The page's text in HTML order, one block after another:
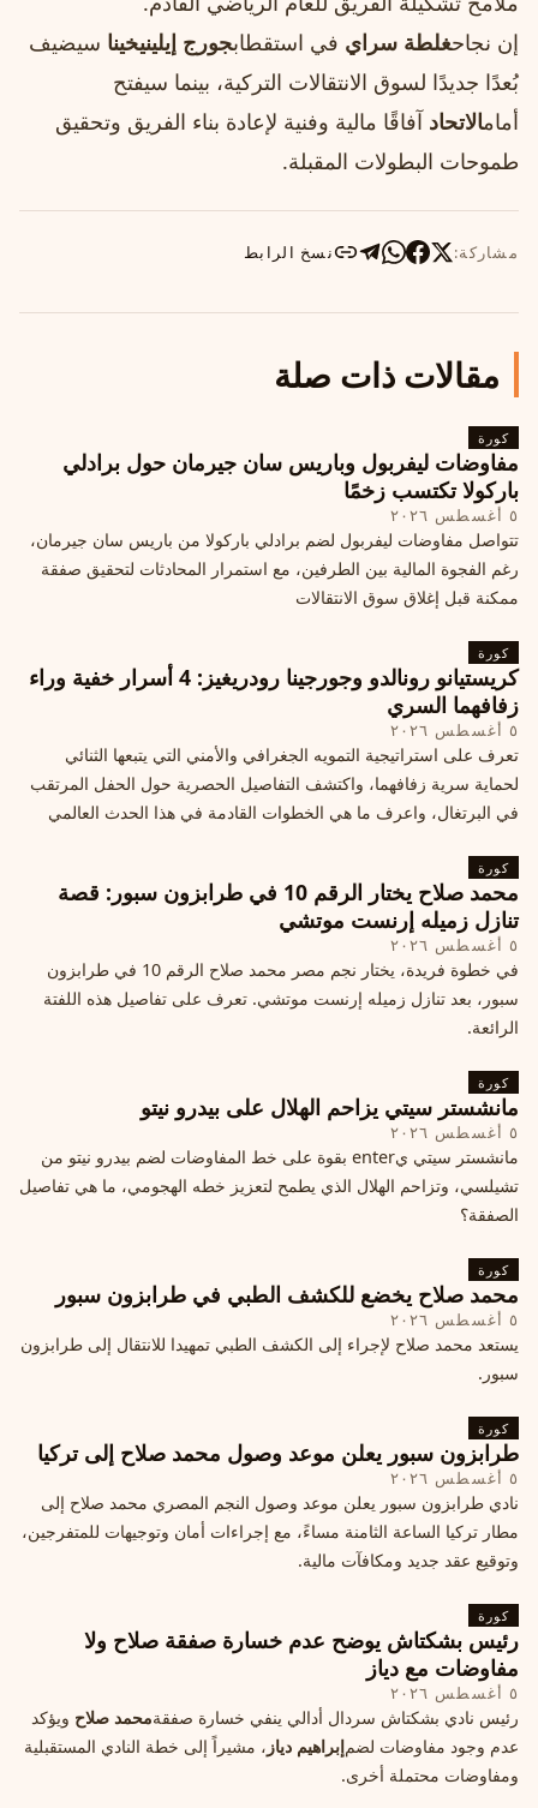
إن نجاحغلطة سراي في استقطابجورج إيلينيخينا سيضيف
بُعدًا جديدًا لسوق الانتقالات التركية، بينما سيفتح
أمامالاتحاد آفاقًا مالية وفنية لإعادة بناء الفريق وتحقيق
طموحات البطولات المقبلة.
مشاركة: نسخ الرابط
مقالات ذات صلة
كورة
مفاوضات ليفربول وباريس سان جيرمان حول برادلي
باركولا تكتسب زخمًا
٥ أغسطس ٢٠٢٦
تتواصل مفاوضات ليفربول لضم برادلي باركولا من باريس سان جيرمان،
رغم الفجوة المالية بين الطرفين، مع استمرار المحادثات لتحقيق صفقة
ممكنة قبل إغلاق سوق الانتقالات
كورة
كريستيانو رونالدو وجورجينا رودريغيز: 4 أسرار خفية وراء
زفافهما السري
٥ أغسطس ٢٠٢٦
تعرف على استراتيجية التمويه الجغرافي والأمني التي يتبعها الثنائي
لحماية سرية زفافهما، واكتشف التفاصيل الحصرية حول الحفل المرتقب
في البرتغال، واعرف ما هي الخطوات القادمة في هذا الحدث العالمي
كورة
محمد صلاح يختار الرقم 10 في طرابزون سبور: قصة
تنازل زميله إرنست موتشي
٥ أغسطس ٢٠٢٦
في خطوة فريدة، يختار نجم مصر محمد صلاح الرقم 10 في طرابزون
سبور، بعد تنازل زميله إرنست موتشي. تعرف على تفاصيل هذه اللفتة
الرائعة.
كورة
مانشستر سيتي يزاحم الهلال على بيدرو نيتو
٥ أغسطس ٢٠٢٦
مانشستر سيتي يenter بقوة على خط المفاوضات لضم بيدرو نيتو من
تشيلسي، وتزاحم الهلال الذي يطمح لتعزيز خطه الهجومي، ما هي تفاصيل
الصفقة؟
كورة
محمد صلاح يخضع للكشف الطبي في طرابزون سبور
٥ أغسطس ٢٠٢٦
يستعد محمد صلاح لإجراء إلى الكشف الطبي تمهيدا للانتقال إلى طرابزون
سبور.
كورة
طرابزون سبور يعلن موعد وصول محمد صلاح إلى تركيا
٥ أغسطس ٢٠٢٦
نادي طرابزون سبور يعلن موعد وصول النجم المصري محمد صلاح إلى
مطار تركيا الساعة الثامنة مساءً، مع إجراءات أمان وتوجيهات للمتفرجين،
وتوقيع عقد جديد ومكافآت مالية.
كورة
رئيس بشكتاش يوضح عدم خسارة صفقة صلاح ولا
مفاوضات مع دياز
٥ أغسطس ٢٠٢٦
رئيس نادي بشكتاش سردال أدالي ينفي خسارة صفقةمحمد صلاح ويؤكد
عدم وجود مفاوضات لضمإبراهيم دياز ، مشيراً إلى خطة النادي المستقبلية
ومفاوضات محتملة أخرى.